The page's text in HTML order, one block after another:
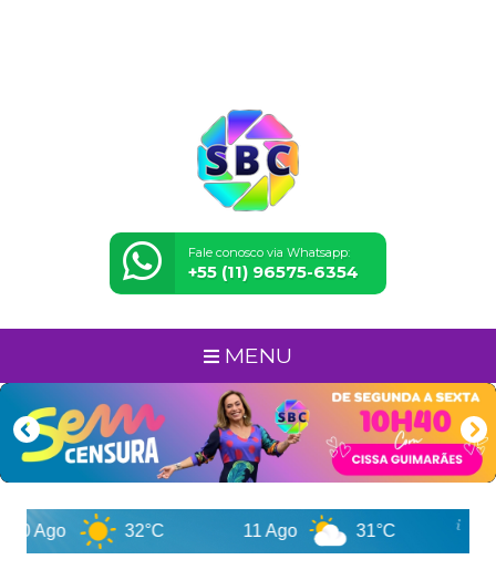
Fale conosco via Whatsapp:
+55 (11) 96575-6354
MENU
10 Ago 32°C 11 Ago 31°C